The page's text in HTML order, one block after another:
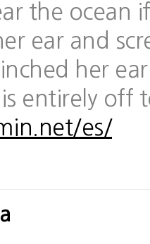
the ocean
ear and
her
entirely off
es/